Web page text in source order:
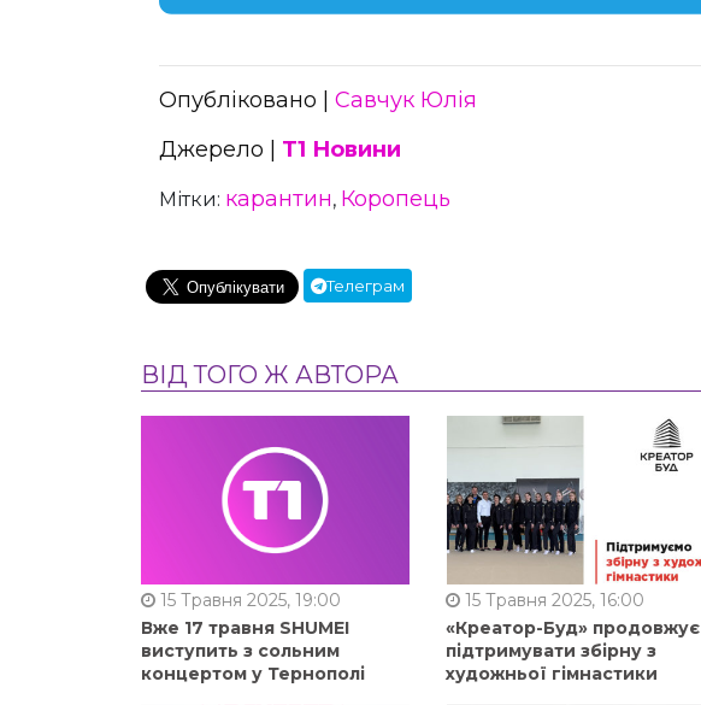
Опубліковано | Савчук Юлія
Джерело | Т1 Новини
Мітки: карантин, Коропець
Телеграм
ВІД ТОГО Ж АВТОРА
15 Травня 2025, 19:00
Вже 17 травня SHUMEI
виступить з сольним
концертом у Тернополі
15 Травня 2025, 16:00
«Креатор-Буд» продовжує
підтримувати збірну з
художньої гімнастики